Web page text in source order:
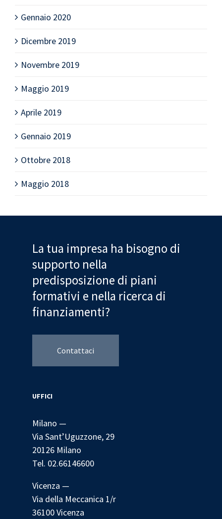
Gennaio 2020
Dicembre 2019
Novembre 2019
Maggio 2019
Aprile 2019
Gennaio 2019
Ottobre 2018
Maggio 2018
La tua impresa ha bisogno di
supporto nella
predisposizione di piani
formativi e nella ricerca di
finanziamenti?
Contattaci
UFFICI
Milano —
Via Sant’Uguzzone, 29
20126 Milano
Tel. 02.66146600
Vicenza —
Via della Meccanica 1/r
36100 Vicenza